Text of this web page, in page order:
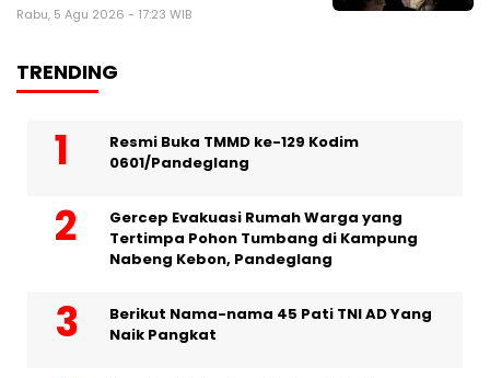
Rabu, 5 Agu 2026 - 17:23 WIB
TRENDING
Resmi Buka TMMD ke-129 Kodim
0601/Pandeglang
Gercep Evakuasi Rumah Warga yang
Tertimpa Pohon Tumbang di Kampung
Nabeng Kebon, Pandeglang
Berikut Nama-nama 45 Pati TNI AD Yang
Naik Pangkat